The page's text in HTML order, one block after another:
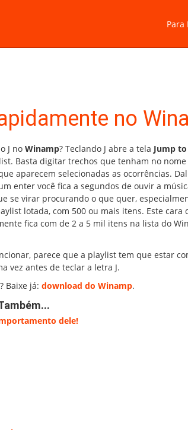
Para
no
J no Winamp? Teclando J abre a tela Jump
Basta digitar trechos que tenham no
aparecem selecionadas as ocorrências.
enter você fica a segundos de ouvir a
se virar procurando o que quer,
lotada, com 500 ou mais itens. Este cara
fica com de 2 a 5 mil itens na lista do
parece que a playlist tem que estar
vez antes de teclar a letra J.
Baixe já: download do Winamp.
dele!